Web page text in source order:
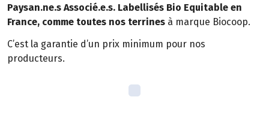
Paysan.ne.s Associé.e.s. Labellisés Bio Equitable en
France, comme toutes nos terrines à marque Biocoop.
C’est la garantie d’un prix minimum pour nos
producteurs.